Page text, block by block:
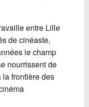
entre Lille
de cinéaste,
le champ
nourrissent de
la frontière des